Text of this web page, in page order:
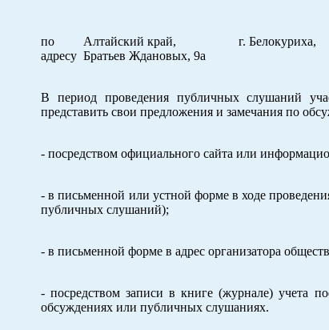
по
адресу
Алтайский край, г.
Братьев Ждановых, 9а
В период проведения публичных слушаний
представить свои предложения и замечания по
- посредством официального сайта или
- в письменной или устной форме в ходе
публичных слушаний);
- в письменной форме в адрес организатора
- посредством записи в книге (журнале) учета
обсуждениях или публичных слушаниях.